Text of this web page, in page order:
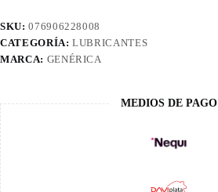
SKU:076906228008
CATEGORÍA:LUBRICANTES
MARCA: GENÉRICA
MEDIOS DE PAGO